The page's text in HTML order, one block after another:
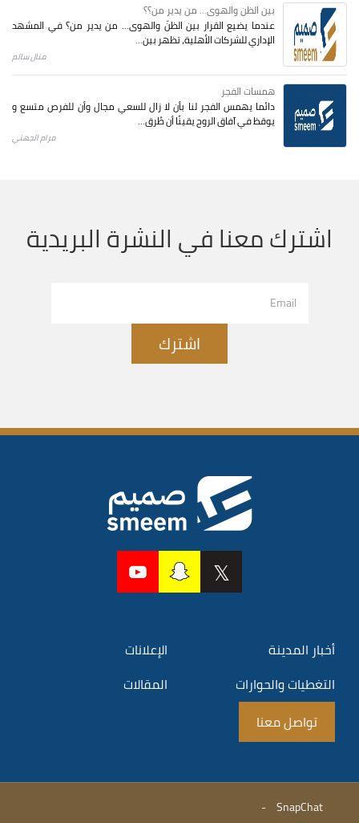
بين الظن والهوى... من يدير من؟؟
عندما يضيع القرار بين الظنّ والهوى… من يدير من؟ في المشهد
الإداري للشركات الأهلية، تظهر بين...
منال سالم
همسات الفجر
دائما يهمس الفجر لنا بأن لا زال للسعي مجال وأن للفرص متسع و
يوقظ في آفاق الروح يقينًا أن طُرق...
مرام الجهني
اشترك معنا في النشرة البريدية
اشترك
أخبار المدينة
الإعلانات
التغطيات والحوارات
المقالات
تواصل معنا
SnapChat
-